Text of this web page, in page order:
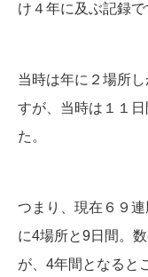
け４年に及ぶ記録で
当時は年に２場所
すが、当時は１１
た。
つまり、現在６９
に4場所と9日間。
が、4年間となると